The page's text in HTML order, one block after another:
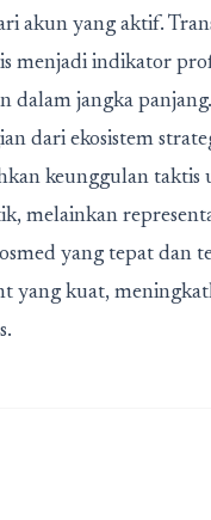
akun yang aktif.
menjadi indikator
dalam jangka panjang.
dari ekosistem
keunggulan
melainkan
yang tepat dan
yang kuat,